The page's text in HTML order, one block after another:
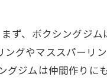
ず、ボクシングジ
グやマススパーリ
ジムは仲間作り